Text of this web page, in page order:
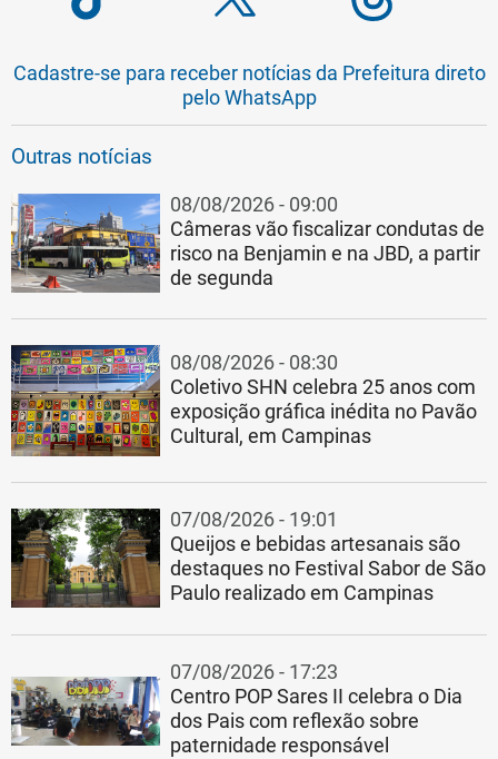
Cadastre-se para receber notícias da Prefeitura direto
pelo WhatsApp
Outras notícias
08/08/2026 - 09:00
Câmeras vão fiscalizar condutas de
risco na Benjamin e na JBD, a partir
de segunda
08/08/2026 - 08:30
Coletivo SHN celebra 25 anos com
exposição gráfica inédita no Pavão
Cultural, em Campinas
07/08/2026 - 19:01
Queijos e bebidas artesanais são
destaques no Festival Sabor de São
Paulo realizado em Campinas
07/08/2026 - 17:23
Centro POP Sares II celebra o Dia
dos Pais com reflexão sobre
paternidade responsável